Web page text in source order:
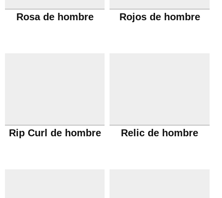
Rosa de hombre Rojos de hombre
Rip Curl de hombre Relic de hombre